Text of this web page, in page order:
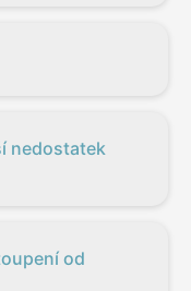
nedostatek
od